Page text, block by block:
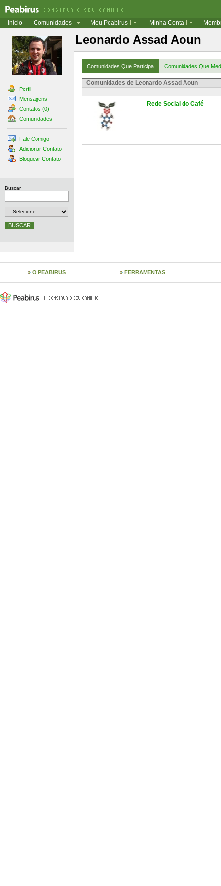
Início Comunidades Meu Peabirus Minha Conta
Perfil
Mensagens
Contatos (0)
Comunidades
Fale Comigo
Adicionar Contato
Bloquear Contato
Buscar
Leonardo Assad Aoun
Comunidades Que Participa Comunidades Que
Comunidades de Leonardo Assad Aoun
Rede Social do Café
O PEABIRUS FERRAMENTAS